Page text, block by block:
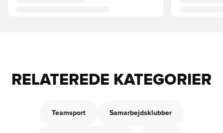
RELATEREDE KATEGORIER
Teamsport Samarbejdsklubber